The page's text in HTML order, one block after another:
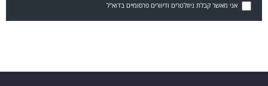
אני מאשר קבלת ניוזלטרים ודיוורים פרסומיים בדוא"ל